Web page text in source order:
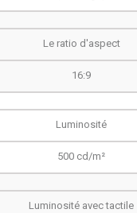
Le ratio d'aspect
16:9
Luminosité
500 cd/m²
Luminosité avec tactile